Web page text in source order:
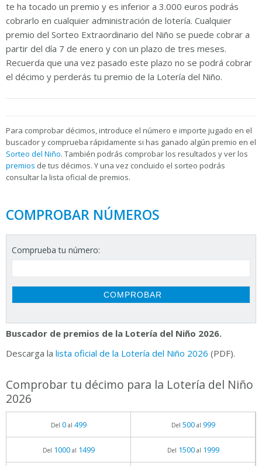
te ha tocado un premio y es inferior a 3.000 euros podrás
cobrarlo en cualquier administración de lotería. Cualquier
premio del Sorteo Extraordinario del Niño se puede cobrar a
partir del día 7 de enero y con un plazo de tres meses.
Recuerda que una vez pasado este plazo no se podrá cobrar
el décimo y perderás tu premio de la Lotería del Niño.
Para comprobar décimos, introduce el número e importe jugado en el
buscador y comprueba rápidamente si has ganado algún premio en el
Sorteo del Niño. También podrás comprobar los resultados y ver los
premios de tus décimos. Y una vez concluido el sorteo podrás
consultar la lista oficial de premios.
COMPROBAR NÚMEROS
Comprueba tu número:
Buscador de premios de la Lotería del Niño 2026.
Descarga la lista oficial de la Lotería del Niño 2026 (PDF).
Comprobar tu décimo para la Lotería del Niño
2026
Del 0al 499 Del 500al 999
Del 1000al 1499 Del 1500al 1999